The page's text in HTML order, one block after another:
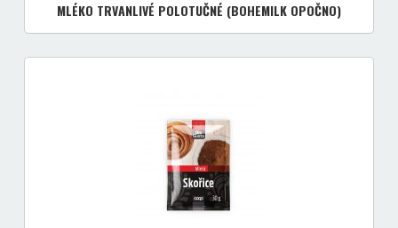
MLÉKO TRVANLIVÉ POLOTUČNÉ (BOHEMILK OPOČNO)